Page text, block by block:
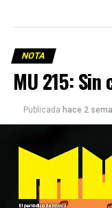
NOTA
MU 215: Sin
Publicada hace 2